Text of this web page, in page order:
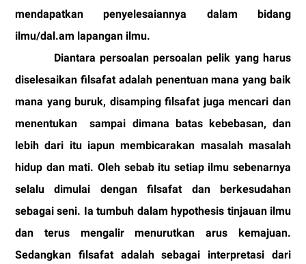
mendapatkan penyelesaiannya dalam bidang
ilmu/dal.am lapangan ilmu.
Diantara persoalan persoalan pelik yang harus
diselesaikan filsafat adalah penentuan mana yang baik
mana yang buruk, disamping filsafat juga mencari dan
menentukan
sampai dimana batas kebebasan, dan
lebih dari itu iapun membicarakan masalah masalah
hidup dan mati. Oleh sebab itu setiap ilmu sebenarnya
selalu dimulai dengan filsafat dan berkesudahan
sebagai seni. Ia tumbuh dalam hypothesis tinjauan ilmu
dan terus mengalir menurutkan arus kemajuan.
Sedangkan filsafat adalah sebagai interpretasi dari